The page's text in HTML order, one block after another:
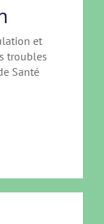
et
troubles
Santé